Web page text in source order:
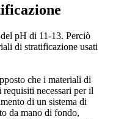
pH di 11-13. Perciò
di stratificazione usati
che i materiali di
necessari per il
di un sistema di
da mano di fondo,